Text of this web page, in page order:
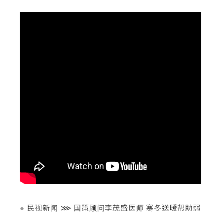
● 民视新闻 ⋙ 国策顾问李茂盛医师 寒冬送暖帮助弱